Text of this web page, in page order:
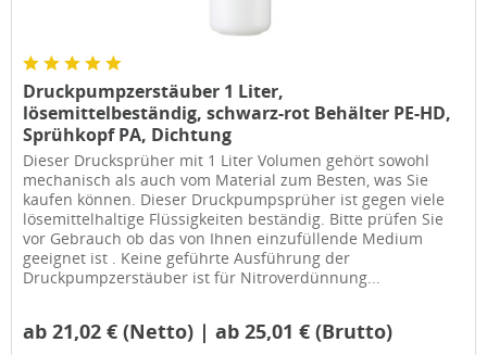
Druckpumpzerstäuber 1 Liter,
lösemittelbeständig, schwarz-rot Behälter PE-HD,
Sprühkopf PA, Dichtung
Dieser Drucksprüher mit 1 Liter Volumen gehört sowohl
mechanisch als auch vom Material zum Besten, was Sie
kaufen können. Dieser Druckpumpsprüher ist gegen viele
lösemittelhaltige Flüssigkeiten beständig. Bitte prüfen Sie
vor Gebrauch ob das von Ihnen einzufüllende Medium
geeignet ist . Keine geführte Ausführung der
Druckpumpzerstäuber ist für Nitroverdünnung...
ab 21,02 € (Netto) | ab 25,01 € (Brutto)